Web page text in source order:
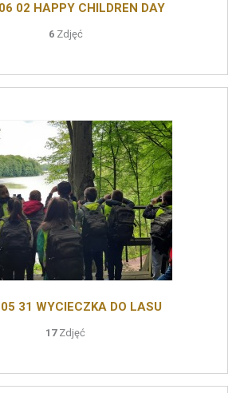
02 HAPPY CHILDREN DAY
6Zdjęć
31 WYCIECZKA DO LASU
17Zdjęć